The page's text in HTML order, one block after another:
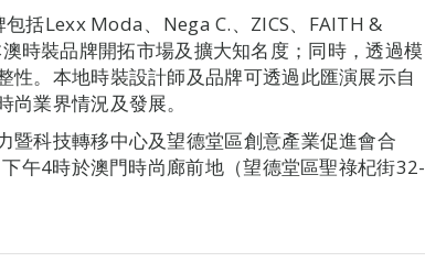
括Lexx Moda、Nega C.、ZICS、FAITH &
時裝品牌開拓市場及擴大知名度；同時，透過模
性。本地時裝設計師及品牌可透過此匯演展示自
業界情況及發展。
暨科技轉移中心及望德堂區創意產業促進會合
午4時於澳門時尚廊前地（望德堂區聖祿杞街32-